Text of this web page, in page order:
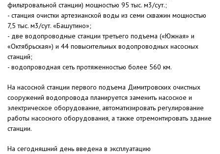
фильтровальной станции) мощностью 95 тыс. м3/сут.;
- станция очистки артезианской воды из семи скважин мощностью
7,5 тыс. м3/сут. «Башутино»;
- две водопроводные станции третьего подъема («Южная» и
«Октябрьская») и 44 повысительных водопроводных насосных
станций;
- водопроводная сеть протяженностью более 560 км.
На насосной станции первого подъема Димитровских очистных
сооружений водопровода планируется заменить насосное и
электрическое оборудование, автоматизировать регулирование
работы насосного оборудования, а также отремонтировать здание
станции.
На сегодняшний день введена в эксплуатацию